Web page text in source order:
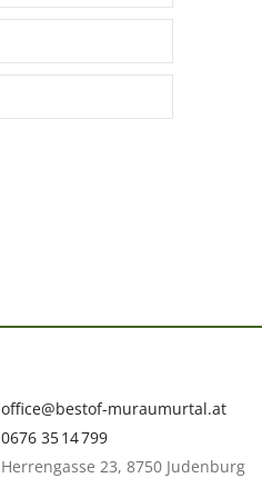
office@bestof-muraumurtal.at
0676 35 14 799
Herrengasse 23, 8750 Judenburg